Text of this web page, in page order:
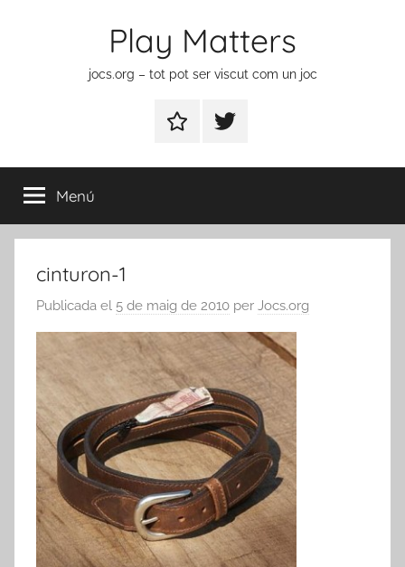
Play Matters
jocs.org – tot pot ser viscut com un joc
ContactarElement
menú
Menú
cinturon-1
Publicada el 5 de maig de 2010 per Jocs.org